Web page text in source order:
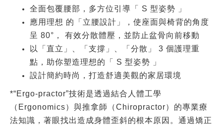
全面包覆腰部，多方位引導「 S 型姿勢 」
應用理想 的「立腰設計」，使座面與椅背的角度
呈 80°， 有效分散體壓，並防止盆骨向前移動
以「直立」、「支撐」、「分散」 3 個護理重
點，助你塑造理想的「 S 型姿勢 」
設計簡約時尚，打造舒適美觀的家居環境
*“Ergo-practor”技術是透過結合人體工學
（Ergonomics）與推拿師（Chiropractor）的專業療
法知識，著眼找出造成身體歪斜的根本原因。通過矯正